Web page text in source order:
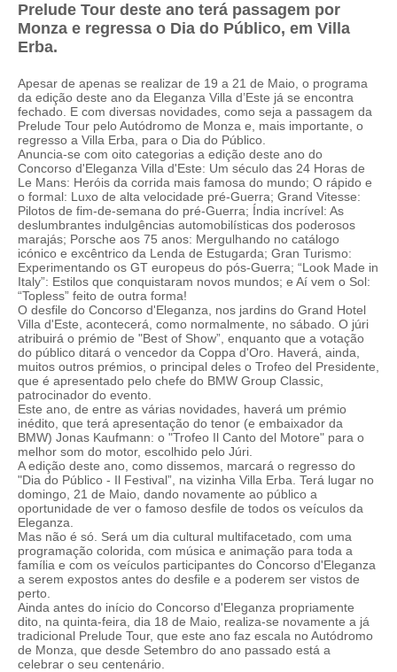
Prelude Tour deste ano terá passagem por
Monza e regressa o Dia do Público, em Villa
Erba.
Apesar de apenas se realizar de 19 a 21 de Maio, o programa
da edição deste ano da Eleganza Villa d’Este já se encontra
fechado. E com diversas novidades, como seja a passagem da
Prelude Tour pelo Autódromo de Monza e, mais importante, o
regresso a Villa Erba, para o Dia do Público.
Anuncia-se com oito categorias a edição deste ano do
Concorso d'Eleganza Villa d'Este: Um século das 24 Horas de
Le Mans: Heróis da corrida mais famosa do mundo; O rápido e
o formal: Luxo de alta velocidade pré-Guerra; Grand Vitesse:
Pilotos de fim-de-semana do pré-Guerra; Índia incrível: As
deslumbrantes indulgências automobilísticas dos poderosos
marajás; Porsche aos 75 anos: Mergulhando no catálogo
icónico e excêntrico da Lenda de Estugarda; Gran Turismo:
Experimentando os GT europeus do pós-Guerra; “Look Made in
Italy”: Estilos que conquistaram novos mundos; e Aí vem o Sol:
“Topless” feito de outra forma!
O desfile do Concorso d'Eleganza, nos jardins do Grand Hotel
Villa d'Este, acontecerá, como normalmente, no sábado. O júri
atribuirá o prémio de "Best of Show”, enquanto que a votação
do público ditará o vencedor da Coppa d'Oro. Haverá, ainda,
muitos outros prémios, o principal deles o Trofeo del Presidente,
que é apresentado pelo chefe do BMW Group Classic,
patrocinador do evento.
Este ano, de entre as várias novidades, haverá um prémio
inédito, que terá apresentação do tenor (e embaixador da
BMW) Jonas Kaufmann: o "Trofeo Il Canto del Motore" para o
melhor som do motor, escolhido pelo Júri.
A edição deste ano, como dissemos, marcará o regresso do
"Dia do Público - Il Festival”, na vizinha Villa Erba. Terá lugar no
domingo, 21 de Maio, dando novamente ao público a
oportunidade de ver o famoso desfile de todos os veículos da
Eleganza.
Mas não é só. Será um dia cultural multifacetado, com uma
programação colorida, com música e animação para toda a
família e com os veículos participantes do Concorso d'Eleganza
a serem expostos antes do desfile e a poderem ser vistos de
perto.
Ainda antes do início do Concorso d'Eleganza propriamente
dito, na quinta-feira, dia 18 de Maio, realiza-se novamente a já
tradicional Prelude Tour, que este ano faz escala no Autódromo
de Monza, que desde Setembro do ano passado está a
celebrar o seu centenário.